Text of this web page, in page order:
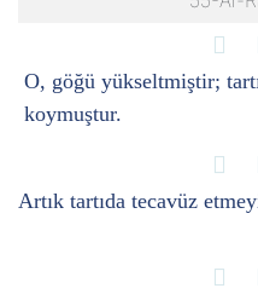
O, göğü yükseltmiştir;
koymuştur.
Artık tartıda tecavüz